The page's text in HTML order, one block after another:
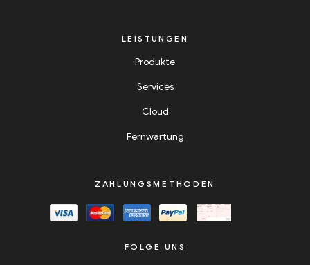
LEISTUNGEN
Produkte
Services
Cloud
Fernwartung
ZAHLUNGSMETHODEN
FOLGE UNS